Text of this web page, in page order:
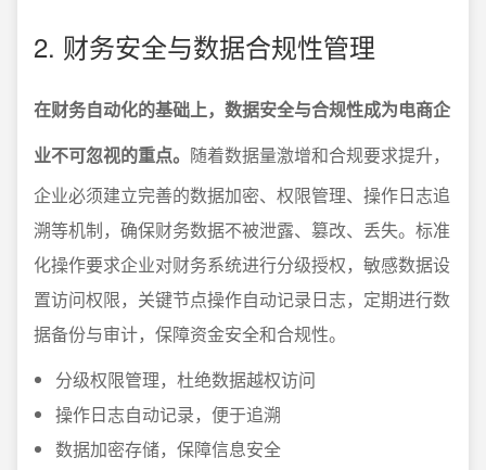
2. 财务安全与数据合规性管理
在财务自动化的基础上，数据安全与合规性成为电商企
业不可忽视的重点。 随着数据量激增和合规要求提升，
企业必须建立完善的数据加密、权限管理、操作日志追
溯等机制，确保财务数据不被泄露、篡改、丢失。标准
化操作要求企业对财务系统进行分级授权，敏感数据设
置访问权限，关键节点操作自动记录日志，定期进行数
据备份与审计，保障资金安全和合规性。
分级权限管理，杜绝数据越权访问
操作日志自动记录，便于追溯
数据加密存储，保障信息安全